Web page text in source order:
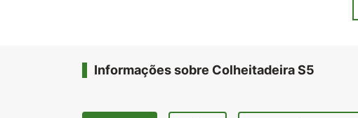
Informações sobre Colheitadeira S5